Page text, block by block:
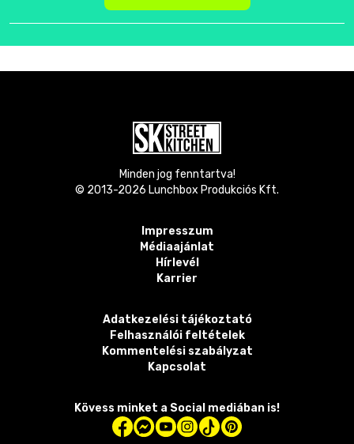
Minden jog fenntartva!
© 2013-2026 Lunchbox Produkciós Kft.
Impresszum
Médiaajánlat
Hírlevél
Karrier
Adatkezelési tájékoztató
Felhasználói feltételek
Kommentelési szabályzat
Kapcsolat
Kövess minket a Social mediában is!